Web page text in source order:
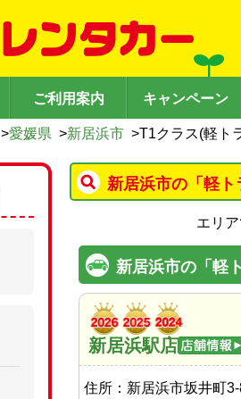
ご利用案内 キャンペーン
>愛媛県 >新居浜市 >T1クラス(軽ト
新居浜市の「軽ト
エリア
新居浜市の「軽
新居浜駅店
住所： 新居浜市坂井町